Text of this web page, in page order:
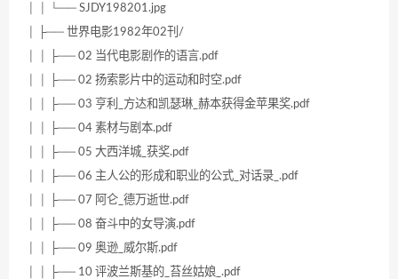
│ │ └── SJDY198201.jpg
│ ├── 世界电影1982年02刊/
│ │ ├── 02 当代电影剧作的语言.pdf
│ │ ├── 02 扬索影片中的运动和时空.pdf
│ │ ├── 03 亨利_方达和凯瑟琳_赫本获得金苹果奖.pdf
│ │ ├── 04 素材与剧本.pdf
│ │ ├── 05 大西洋城_获奖.pdf
│ │ ├── 06 主人公的形成和职业的公式_对话录_.pdf
│ │ ├── 07 阿仑_德万逝世.pdf
│ │ ├── 08 奋斗中的女导演.pdf
│ │ ├── 09 奥逊_威尔斯.pdf
│ │ ├── 10 评波兰斯基的_苔丝姑娘_.pdf